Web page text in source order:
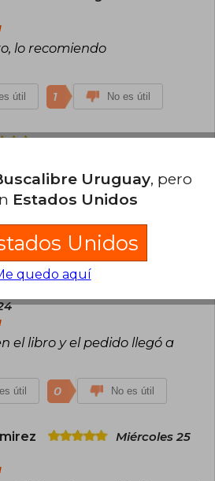
dedicándose a lo que ama:
escribir, ayudar a otros, practicar
explorar y decidir por lo que alegre su
Espejo tiene mucho que mostrarnos
cuenta con un don especial para
lo recomiendo
útil 1 No es útil
Viernes 20 de Diciembre,
calidad y la entrega fue
útil 0 No es útil
el libro y el pedido llegó a
útil 0 No es útil
Miércoles 25
Uruguay, pero
Estados Unidos
Unidos
quedo aquí